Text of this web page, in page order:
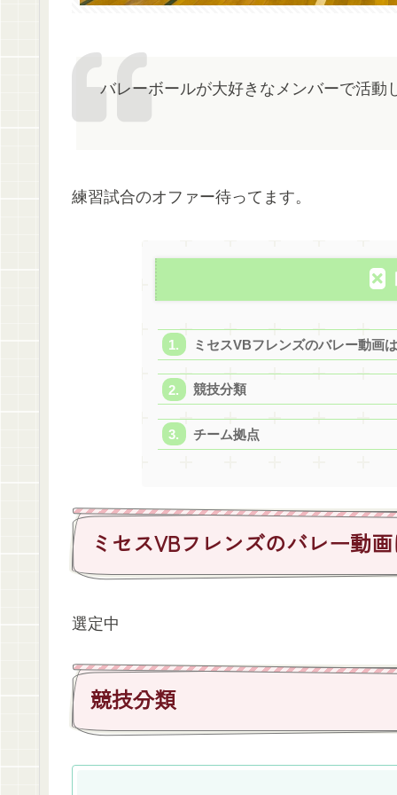
バレーボールが大好きなメンバーで活動
練習試合のオファー待ってます。
ミセスVBフレンズのバレー動画
競技分類
チーム拠点
ミセスVBフレンズのバレー動
選定中
競技分類